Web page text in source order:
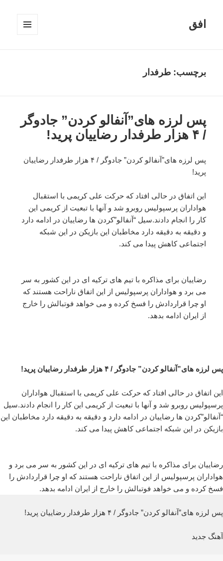
افق
برچسب:طرفدار
پس لرزه های”آنفالو کردن” جادوگر
/ ۴ هزار طرفدار رضاییان پرید!
پس لرزه های”آنفالو کردن” جادوگر / ۴ هزار طرفدار رضاییان
پرید!
این اتفاق در حالی افتاد که حرکت علی کریمی با استقبال
هواداران پرسپولیس روبرو شد و آنها با تبعیت از کریمی این
کار را انجام دادند.سیل “آنفالو”کردن ها رضاییان در ادامه دارد
و دقیقه به دقیقه دارد مخاطبان این بازیکن در این شبکه
اجتماعی کاهش پیدا می کند.
رضاییان برای مذاکره با تیم های ترکیه ای در این کشور به سر
می برد و هواداران پرسپولیس از این اتفاق ناراحت هستند که
او چرا قراردادش را فسخ کرده و می خواهد فوتبالش را خارج
از ایران ادامه بدهد.
پس لرزه های”آنفالو کردن” جادوگر / ۴ هزار طرفدار رضاییان پرید!
این اتفاق در حالی افتاد که حرکت علی کریمی با استقبال هواداران
پرسپولیس روبرو شد و آنها با تبعیت از کریمی این کار را انجام دادند.سیل
“آنفالو”کردن ها رضاییان در ادامه دارد و دقیقه به دقیقه دارد مخاطبان این
بازیکن در این شبکه اجتماعی کاهش پیدا می کند.
رضاییان برای مذاکره با تیم های ترکیه ای در این کشور به سر می برد و
هواداران پرسپولیس از این اتفاق ناراحت هستند که او چرا قراردادش را
فسخ کرده و می خواهد فوتبالش را خارج از ایران ادامه بدهد.
پس لرزه های”آنفالو کردن” جادوگر / ۴ هزار طرفدار رضاییان پرید!
آهنگ جدید